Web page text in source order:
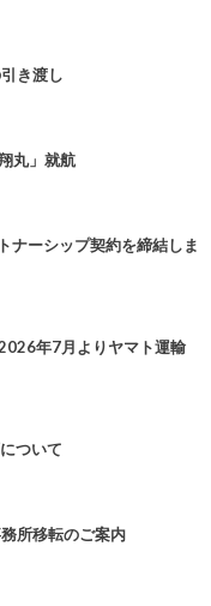
き渡し
丸」就航
ナーシップ契約を締結しま
年7月よりヤマト運輸
ついて
所移転のご案内